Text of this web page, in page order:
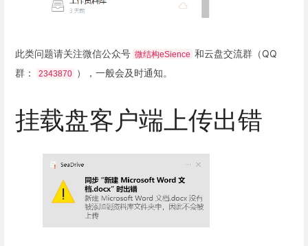
此类问题请关注微信公众号 微结构eSience 和云盘交流群（QQ
群：
2343870 ），一般会及时通知。
挂载盘客户端上传出错